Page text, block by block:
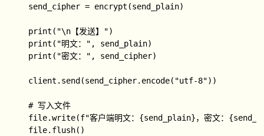
    send_cipher = encrypt(send_plain)
    print("\n【发送】")
    print("明文：", send_plain)
    print("密文：", send_cipher)
    client.send(send_cipher.encode("utf-8"))
    # 写入文件
file.write(f"客户端明文：{send_plain}，密文：
    file.flush()